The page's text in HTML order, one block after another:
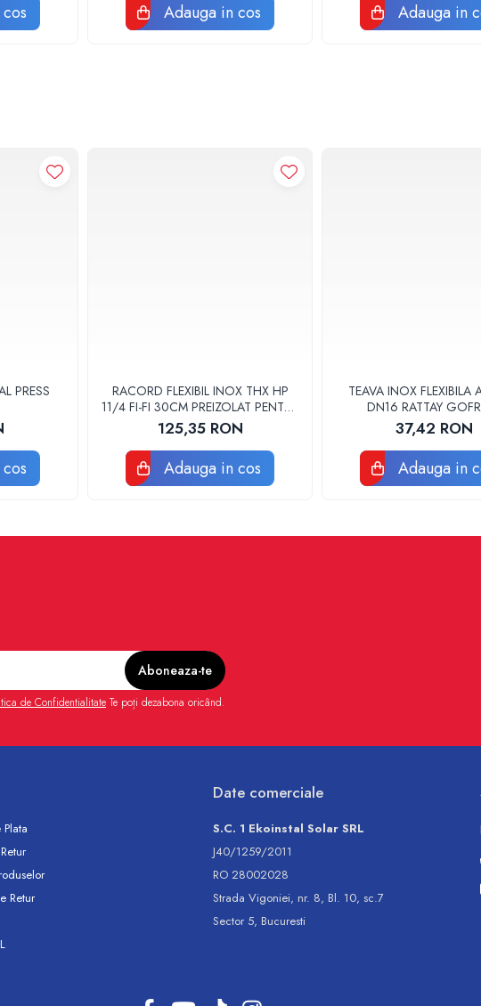
Adauga in cos Adauga in
PRESS
RACORD FLEXIBIL INOX THX HP
11/4 FI-FI 30CM PREIZOLAT PENTRU
POMPA DE CALDURA - THX
125,35 RON
Adauga in cos
TEAVA INOX FLEXIBILA
DN16 RATTAY
37,42 RON
Adauga in
de Confidentialitate Te poți dezabona oricând.
Retur
Date comerciale
S.C. 1 Ekoinstal Solar SRL
J40/1259/2011
RO 28002028
Strada Vigoniei, nr. 8, Bl. 10, sc.7
Sector 5, Bucuresti